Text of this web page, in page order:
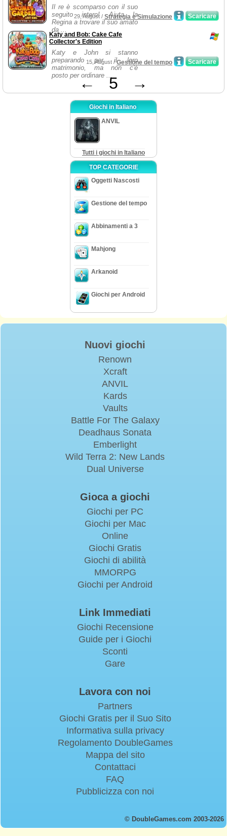
Il re è scomparso con il suo
seguito intero! Aiuta la
Regina a trovare il suo amato
da ...
Scaricare
29, August / Strategia e Simulazione
Katy and Bob: Cake Cafe
Collector's Edition
Katy e John si stanno
preparando per il loro
matrimonio, ma non c'è
posto per ordinare ...
Scaricare
15, August /Gestione del tempo
← 5 →
Giochi in Italiano
ANVIL
Tutti i giochi in Italiano
TOP CATEGORIE
Oggetti Nascosti
Gestione del tempo
Abbinamenti a 3
Mahjong
Arkanoid
Giochi per Android
Nuovi giochi
Renown
Xcraft
ANVIL
Kards
Vaults
Battle For The Galaxy
Deadhaus Sonata
Emberlight
Wild Terra 2: New Lands
Dual Universe
Gioca a giochi
Giochi per PC
Giochi per Mac
Online
Giochi Gratis
Giochi di abilità
MMORPG
Giochi per Android
Link Immediati
Giochi Recensione
Guide per i Giochi
Sconti
Gare
Lavora con noi
Partners
Giochi Gratis per il Suo Sito
Informativa sulla privacy
Regolamento DoubleGames
Mappa del sito
Contattaci
FAQ
Pubblicizza con noi
© DoubleGames.com 2003-2026